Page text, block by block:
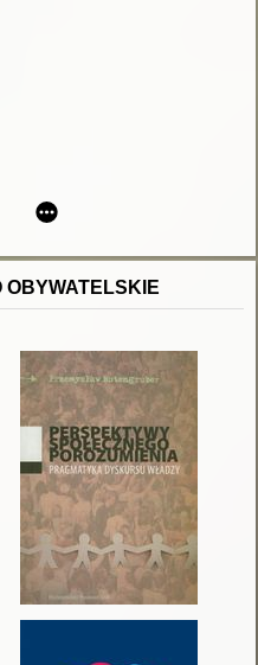
: praktyczny poradnik
OBYWATELSKIE
polskiego : trzeci sektor :